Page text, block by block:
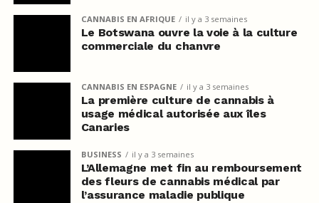
CANNABIS EN AFRIQUE il y a 3 semaines
Le Botswana ouvre la voie à la culture
commerciale du chanvre
CANNABIS EN ESPAGNE il y a 3 semaines
La première culture de cannabis à
usage médical autorisée aux îles
Canaries
BUSINESS il y a 3 semaines
L’Allemagne met fin au remboursement
des fleurs de cannabis médical par
l’assurance maladie publique